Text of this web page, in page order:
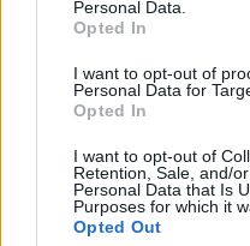
Personal Data.
Opted In
I want to opt-out of
Personal Data for
Opted In
I want to opt-out of
Retention, Sale, and/
Personal Data that Is
Purposes for which it
Opted Out
e i romani lo sanno
reticolo di illegalità.
cultura fiorisca in un
vera sfida, ora, è come
e dare un senso alla
In gioco c’è il futuro di